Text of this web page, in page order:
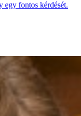
egy fontos kérdését.